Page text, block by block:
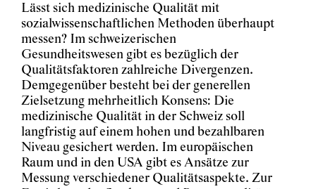
Lässt sich medizinische Qualität mit
sozialwissenschaftlichen Methoden überhaupt
messen? Im schweizerischen
Gesundheitswesen gibt es bezüglich der
Qualitätsfaktoren zahlreiche Divergenzen.
Demgegenüber besteht bei der generellen
Zielsetzung mehrheitlich Konsens: Die
medizinische Qualität in der Schweiz soll
langfristig auf einem hohen und bezahlbaren
Niveau gesichert werden. Im europäischen
Raum und in den USA gibt es Ansätze zur
Messung verschiedener Qualitätsaspekte. Zur